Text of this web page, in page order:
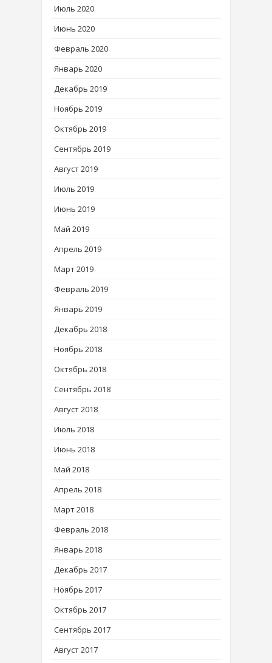
Июль 2020
Июнь 2020
Февраль 2020
Январь 2020
Декабрь 2019
Ноябрь 2019
Октябрь 2019
Сентябрь 2019
Август 2019
Июль 2019
Июнь 2019
Май 2019
Апрель 2019
Март 2019
Февраль 2019
Январь 2019
Декабрь 2018
Ноябрь 2018
Октябрь 2018
Сентябрь 2018
Август 2018
Июль 2018
Июнь 2018
Май 2018
Апрель 2018
Март 2018
Февраль 2018
Январь 2018
Декабрь 2017
Ноябрь 2017
Октябрь 2017
Сентябрь 2017
Август 2017